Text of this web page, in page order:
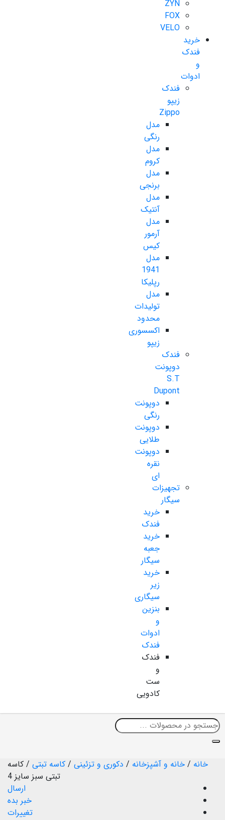
ZYN
FOX
VELO
خرید
فندک
و
ادوات
فندک
زیپو
Zippo
مدل
رنگی
مدل
کروم
مدل
برنجی
مدل
آنتیک
مدل
آرمور
کیس
مدل
1941
رپلیکا
مدل
تولیدات
محدود
اکسسوری
زیپو
فندک
دوپونت
S.T
Dupont
دوپونت
رنگی
دوپونت
طلایی
دوپونت
نقره
ای
تجهیزات
سیگار
خرید
فندک
خرید
جعبه
سیگار
خرید
زیر
سیگاری
بنزین
و
ادوات
فندک
فندک
و
ست
کادویی
خانه / خانه و آشپزخانه / دکوری و تزئینی / کاسه تبتی / کاسه
تبتی سبز سایز 4
ارسال
خبر بده
تغییرات